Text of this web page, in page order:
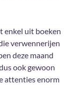
enkel uit boeken
verwennerijen
deze maand
ook gewoon
attenties enorm